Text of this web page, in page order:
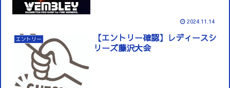
2024.11.14
エントリー
【エントリー確認】レディースシ
リーズ藤沢大会